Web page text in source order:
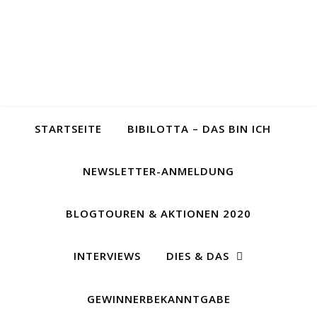
STARTSEITE BIBILOTTA – DAS BIN ICH
NEWSLETTER-ANMELDUNG
BLOGTOUREN & AKTIONEN 2020
INTERVIEWS DIES & DAS
GEWINNERBEKANNTGABE